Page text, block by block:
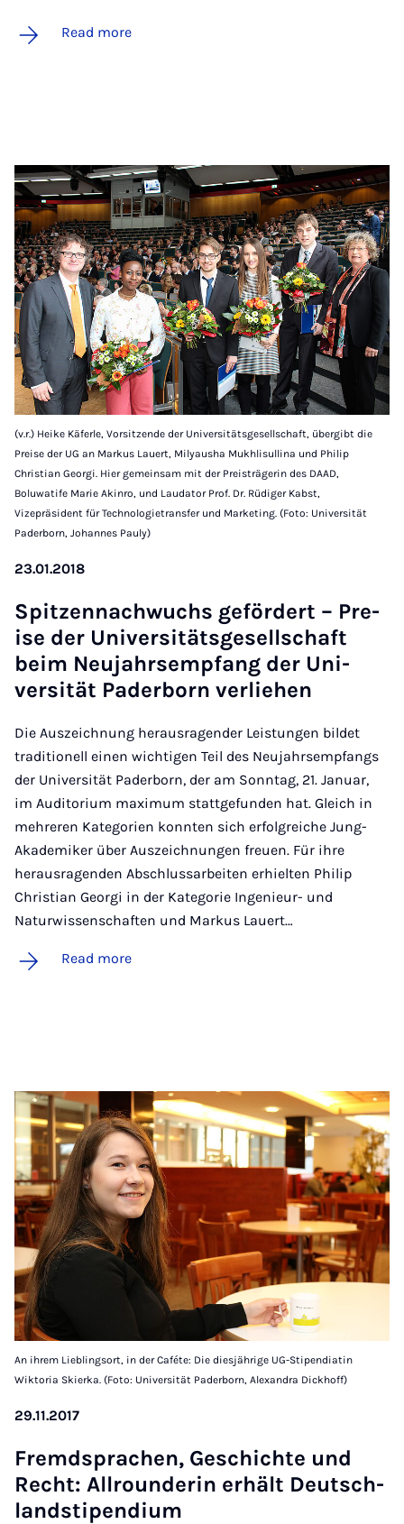
Read more
(v.r.) Heike Käferle, Vorsitzende der Universitätsgesellschaft, übergibt die
Preise der UG an Markus Lauert, Milyausha Mukhlisullina und Philip
Christian Georgi. Hier gemeinsam mit der Preisträgerin des DAAD,
Boluwatife Marie Akinro, und Laudator Prof. Dr. Rüdiger Kabst,
Vizepräsident für Technologietransfer und Marketing. (Foto: Universität
Paderborn, Johannes Pauly)
23.01.2018
Spitzen­nachwuchs ge­fördert – Pre­
ise der Uni­versitäts­gesell­schaft
beim Neu­jahrsem­p­fang der Uni­
versität Pader­born ver­liehen
Die Auszeichnung herausragender Leistungen bildet
traditionell einen wichtigen Teil des Neujahrsempfangs
der Universität Paderborn, der am Sonntag, 21. Januar,
im Auditorium maximum stattgefunden hat. Gleich in
mehreren Kategorien konnten sich erfolgreiche Jung-
Akademiker über Auszeichnungen freuen. Für ihre
herausragenden Abschlussarbeiten erhielten Philip
Christian Georgi in der Kategorie Ingenieur- und
Naturwissenschaften und Markus Lauert…
Read more
An ihrem Lieblingsort, in der Caféte: Die diesjährige UG-Stipendiatin
Wiktoria Skierka. (Foto: Universität Paderborn, Alexandra Dickhoff)
29.11.2017
Frem­d­sprac­hen, Geschichte und
Recht: All­round­er­in er­hält Deutsch­
land­sti­pen­di­um